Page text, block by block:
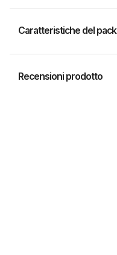
Caratteristiche del pack
Recensioni prodotto